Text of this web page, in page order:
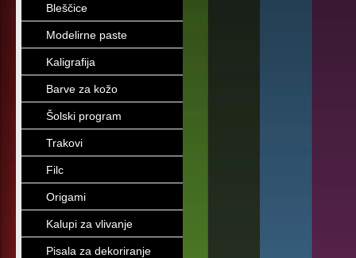
Bleščice
Modelirne paste
Kaligrafija
Barve za kožo
Šolski program
Trakovi
Filc
Origami
Kalupi za vlivanje
Pisala za dekoriranje